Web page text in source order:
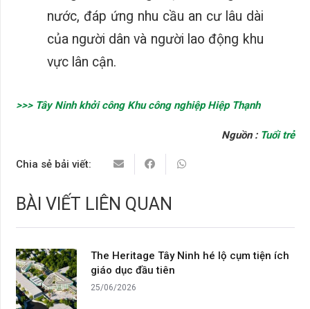
nước, đáp ứng nhu cầu an cư lâu dài
của người dân và người lao động khu
vực lân cận.
>>> Tây Ninh khởi công Khu công nghiệp Hiệp Thạnh
Nguồn : Tuổi trẻ
Chia sẻ bải viết:
BÀI VIẾT LIÊN QUAN
The Heritage Tây Ninh hé lộ cụm tiện ích
giáo dục đầu tiên
25/06/2026